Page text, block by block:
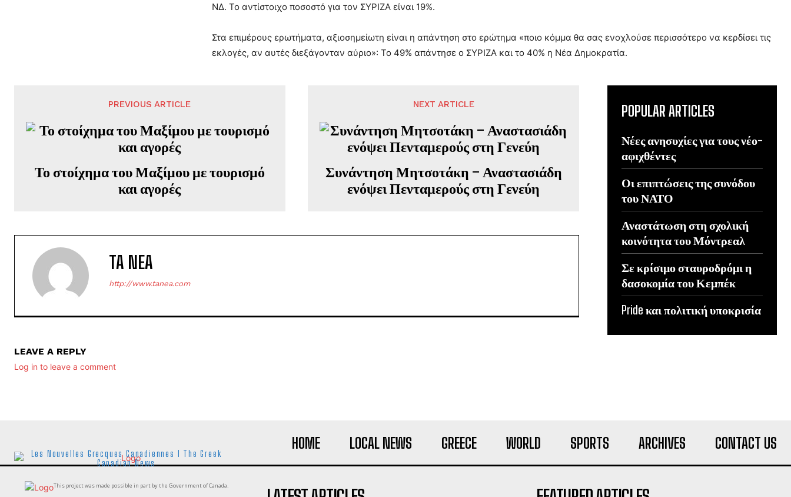
ΝΔ. Το αντίστοιχο ποσοστό για τον ΣΥΡΙΖΑ είναι 19%.
Στα επιμέρους ερωτήματα, αξιοσημείωτη είναι η απάντηση στο ερώτημα «ποιο κόμμα θα σας ενοχλούσε περισσότερο να κερδίσει τις
εκλογές, αν αυτές διεξάγονταν αύριο»: Το 49% απάντησε ο ΣΥΡΙΖΑ και το 40% η Νέα Δημοκρατία.
PREVIOUS ARTICLE
Το στοίχημα του Μαξίμου με τουρισμό
και αγορές
NEXT ARTICLE
Συνάντηση Μητσοτάκη – Αναστασιάδη
ενόψει Πενταμερούς στη Γενεύη
TA NEA
http://www.tanea.com
LEAVE A REPLY
Log in to leave a comment
POPULAR ARTICLES
Νέες ανησυχίες για τους νέο-
αφιχθέντες
Οι επιπτώσεις της συνόδου
του ΝΑΤΟ
Αναστάτωση στη σχολική
κοινότητα του Μόντρεαλ
Σε κρίσιμο σταυροδρόμι η
δασοκομία του Κεμπέκ
Pride και πολιτική υποκρισία
HOME LOCAL NEWS GREECE WORLD SPORTS ARCHIVES CONTACT US
Les Nouvelles Grecques Canadiennes I The Greek
Canadian News
This project was made possible in part by the Government of Canada.